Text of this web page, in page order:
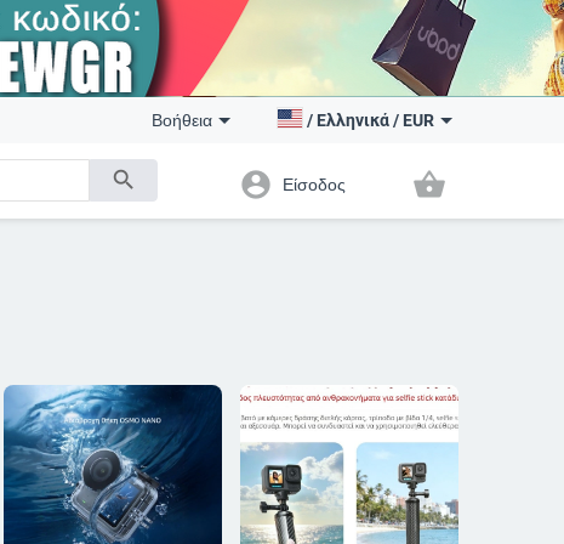
search
Βοήθεια / Ελληνικά/ EUR
account_circle Είσοδος shopping_basket